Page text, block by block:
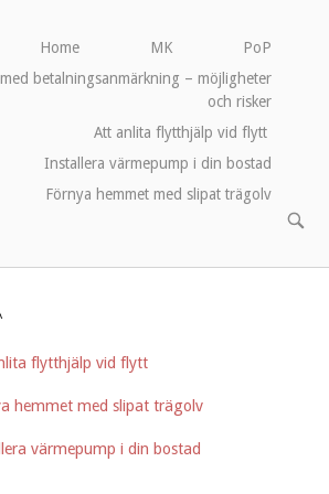
Home MK
PoP
betalningsanmärkning – möjligheter
och risker
Att anlita flytthjälp vid flytt
Installera värmepump i din bostad
Förnya hemmet med slipat trägolv
OPEN
flytthjälp vid flytt
hemmet med slipat trägolv
värmepump i din bostad